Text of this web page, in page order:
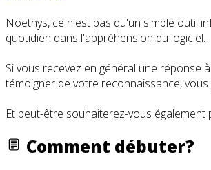
Noethys, ce n'est pas qu'un simple outil
quotidien dans l'appréhension du logiciel.
Si vous recevez en général une
témoigner de votre reconnaissance,
Et peut-être souhaiterez-vous
Comment débuter?